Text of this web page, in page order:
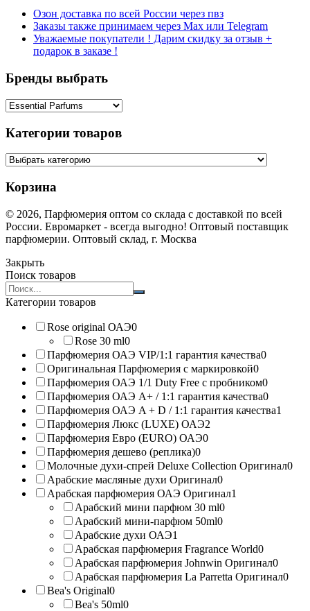
Озон доставка по всей России через пвз
Заказы также принимаем через Max или Telegram
Уважаемые покупатели ! Дарим скидку за отзыв +
подарок в заказе !
Бренды выбрать
Категории товаров
Корзина
© 2026, Парфюмерия оптом со склада с доставкой по всей
России. Евромаркет - всегда выгодно! Оптовый поставщик
парфюмерии. Оптовый склад, г. Москва
Закрыть
Поиск товаров
Search
products:
Категории товаров
Rose original ОАЭ0
Rose 30 ml0
Парфюмерия ОАЭ VIP/1:1 гарантия качества0
Оригинальная Парфюмерия с маркировкой0
Парфюмерия ОАЭ 1/1 Duty Free с пробником0
Парфюмерия ОАЭ A+ / 1:1 гарантия качества0
Парфюмерия ОАЭ A + D / 1:1 гарантия качества1
Парфюмерия Люкс (LUXE) ОАЭ2
Парфюмерия Евро (EURO) ОАЭ0
Парфюмерия дешево (реплика)0
Молочные духи-спрей Deluxe Collection Оригинал0
Арабские масляные духи Оригинал0
Арабская парфюмерия ОАЭ Оригинал1
Арабский мини парфюм 30 ml0
Арабский мини-парфюм 50ml0
Арабские духи ОАЭ1
Арабская парфюмерия Fragrance World0
Арабская парфюмерия Johnwin Оригинал0
Арабская парфюмерия La Parretta Оригинал0
Bea's Original0
Bea's 50ml0